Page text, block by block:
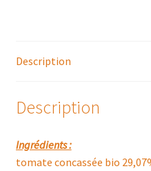
Description
Description
Ingrédients :
tomate concassée bio